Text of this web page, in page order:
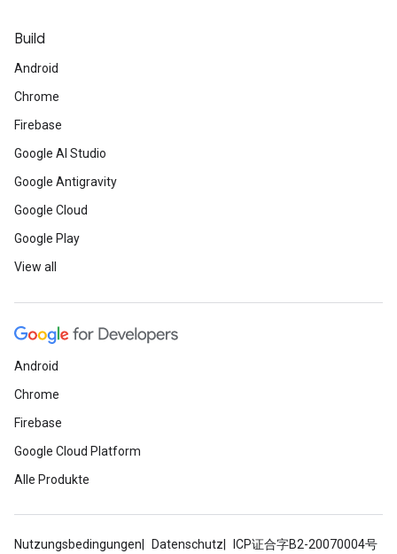
Build
Android
Chrome
Firebase
Google AI Studio
Google Antigravity
Google Cloud
Google Play
View all
Android
Chrome
Firebase
Google Cloud Platform
Alle Produkte
Nutzungsbedingungen Datenschutz
ICP证合字B2-20070004号